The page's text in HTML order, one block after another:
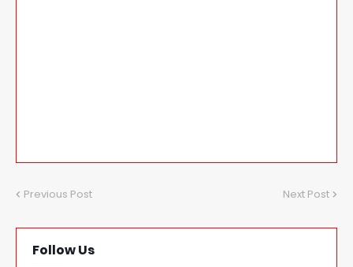
Previous Post Next Post
Follow Us